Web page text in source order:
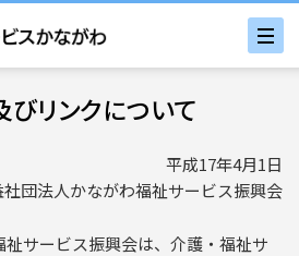
リンクについて
平成17年4月1日
社団法人かながわ福祉サービス振興会
サービス振興会は、介護・福祉サ